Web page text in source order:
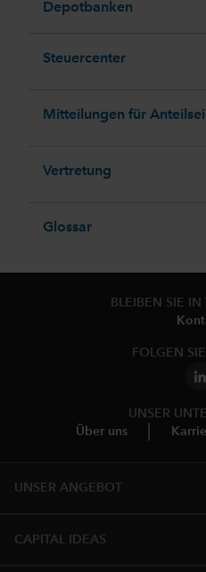
Depotbanken
Steuercenter
Mitteilungen für
Vertretung
Glossar
BLEIBEN SIE
FOLGEN
UNSER
Über uns
UNSER ANGEBOT
CAPITAL IDEAS